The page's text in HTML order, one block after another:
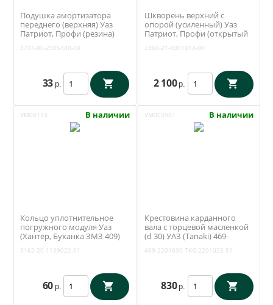
Подушка амортизатора
переднего (верхняя) Уаз
Патриот, Профи (резина)
3741-00-2905440-00
33 р.
Шкворень верхний с
опорой (усиленный) Уаз
Патриот, Профи (открытый
/ Бийск) 2360-21-3001014-00
2360-21-3001014-00
2 100 р.
УМ00174 В наличии
Кольцо уплотнительное
погружного модуля Уаз
(Хантер, Буханка ЗМЗ 409)
бака) (ОАО УАЗ) 3162-20-
3162-20-1139022-01
60 р.
УМ003981 В наличии
Крестовина карданного
вала с торцевой масленкой
(d 30) УАЗ (Tanaki) 469-
469-2201030 TKG-2201025-51
830 р.